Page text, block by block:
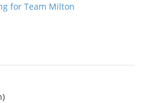
for Team Milton